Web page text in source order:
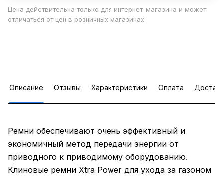
Цена действительна только для интернет-магазина и может
отличаться от цен в розничных магазинах
Описание Отзывы Характеристики Оплата
Ремни обеспечивают очень эффективный и
экономичный метод передачи энергии от
приводного к приводимому оборудованию.
Клиновые ремни Xtra Power для ухода за газоном